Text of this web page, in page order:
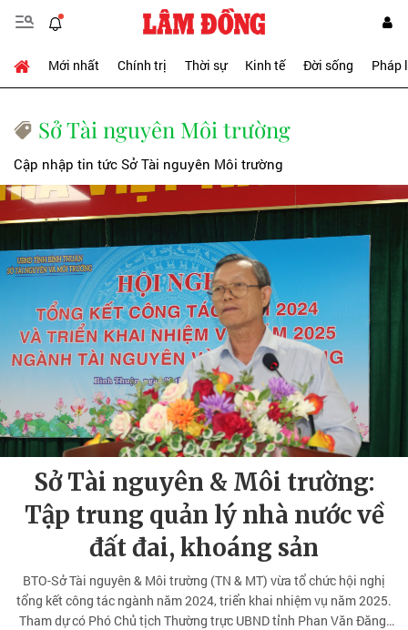
Mới nhất Chính trị Thời sự Kinh tế Đời sống Pháp
Sở Tài nguyên Môi trường
Cập nhập tin tức Sở Tài nguyên Môi trường
Sở Tài nguyên & Môi trường:
Tập trung quản lý nhà nước về
đất đai, khoáng sản
BTO-Sở Tài nguyên & Môi trường (TN & MT) vừa tổ chức hội nghị
tổng kết công tác ngành năm 2024, triển khai nhiệm vụ năm 2025.
Tham dự có Phó Chủ tịch Thường trực UBND tỉnh Phan Văn Đăng;